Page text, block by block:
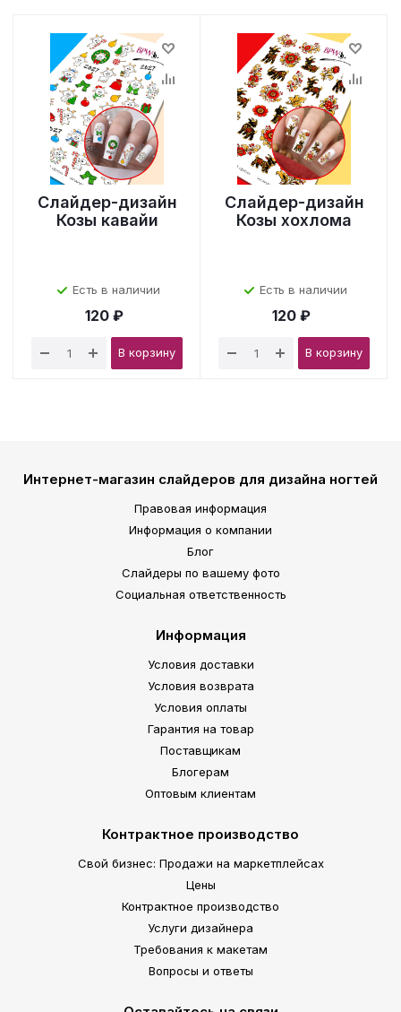
Слайдер-дизайн
Козы кавайи
Есть в наличии
120 ₽
В корзину
Слайдер-дизайн
Козы хохлома
Есть в наличии
120 ₽
В корзину
Интернет-магазин слайдеров для дизайна ногтей
Правовая информация
Информация о компании
Блог
Слайдеры по вашему фото
Социальная ответственность
Информация
Условия доставки
Условия возврата
Условия оплаты
Гарантия на товар
Поставщикам
Блогерам
Оптовым клиентам
Контрактное производство
Свой бизнес: Продажи на маркетплейсах
Цены
Контрактное производство
Услуги дизайнера
Требования к макетам
Вопросы и ответы